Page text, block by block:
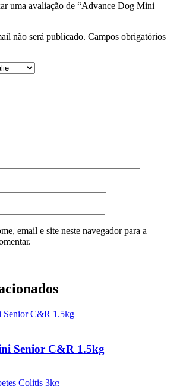
uma avaliação de “Advance Dog Mini
não será publicado. Campos obrigatórios
email e site neste navegador para a
Senior C&R 1.5kg